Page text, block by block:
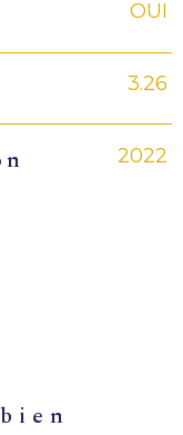
OUI
3.26
2022